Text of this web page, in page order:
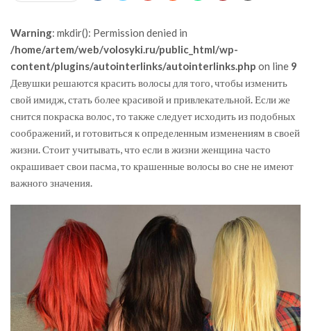
Warning: mkdir(): Permission denied in
/home/artem/web/volosyki.ru/public_html/wp-
content/plugins/autointerlinks/autointerlinks.php on line 9
Девушки решаются красить волосы для того, чтобы изменить
свой имидж, стать более красивой и привлекательной. Если же
снится покраска волос, то также следует исходить из подобных
соображений, и готовиться к определенным изменениям в своей
жизни. Стоит учитывать, что если в жизни женщина часто
окрашивает свои пасма, то крашенные волосы во сне не имеют
важного значения.